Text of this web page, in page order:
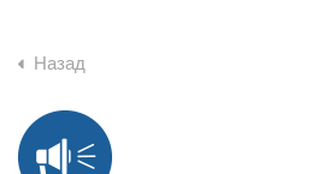
Назад